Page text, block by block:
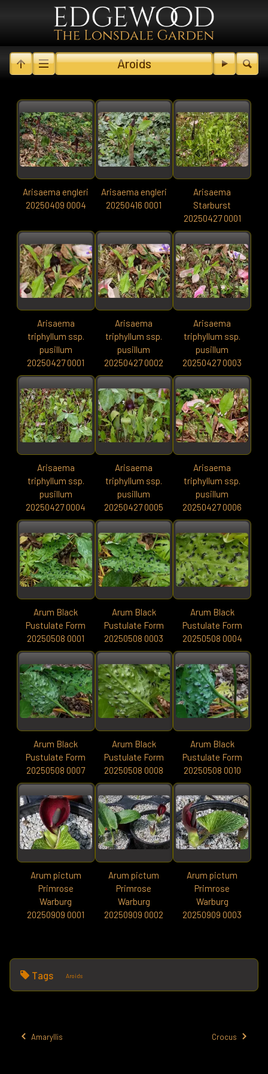
Aroids
Arisaema engleri
20250409 0004
Arisaema engleri
20250416 0001
Arisaema
Starburst
20250427 0001
Arisaema
triphyllum ssp.
pusillum
20250427 0001
Arisaema
triphyllum ssp.
pusillum
20250427 0002
Arisaema
triphyllum ssp.
pusillum
20250427 0003
Arisaema
triphyllum ssp.
pusillum
20250427 0004
Arisaema
triphyllum ssp.
pusillum
20250427 0005
Arisaema
triphyllum ssp.
pusillum
20250427 0006
Arum Black
Pustulate Form
20250508 0001
Arum Black
Pustulate Form
20250508 0003
Arum Black
Pustulate Form
20250508 0004
Arum Black
Pustulate Form
20250508 0007
Arum Black
Pustulate Form
20250508 0008
Arum Black
Pustulate Form
20250508 0010
Arum pictum
Primrose
Warburg
20250909 0001
Arum pictum
Primrose
Warburg
20250909 0002
Arum pictum
Primrose
Warburg
20250909 0003
Tags Aroids
Amaryllis Crocus